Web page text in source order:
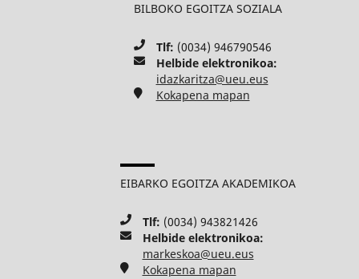
BILBOKO EGOITZA SOZIALA
Tlf: (0034) 946790546
Helbide elektronikoa:
idazkaritza@ueu.eus
Kokapena mapan
EIBARKO EGOITZA AKADEMIKOA
Tlf: (0034) 943821426
Helbide elektronikoa:
markeskoa@ueu.eus
Kokapena mapan